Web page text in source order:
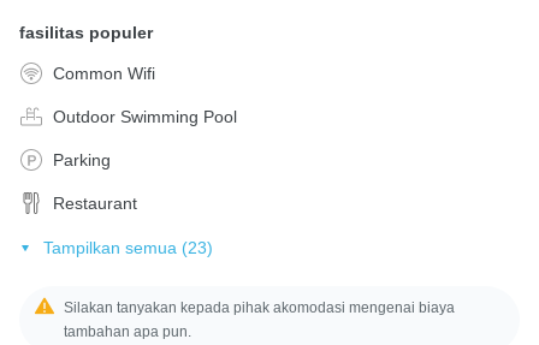
fasilitas populer
Common Wifi
Outdoor Swimming Pool
Parking
Restaurant
Tampilkan semua (23)
Silakan tanyakan kepada pihak akomodasi mengenai biaya
tambahan apa pun.